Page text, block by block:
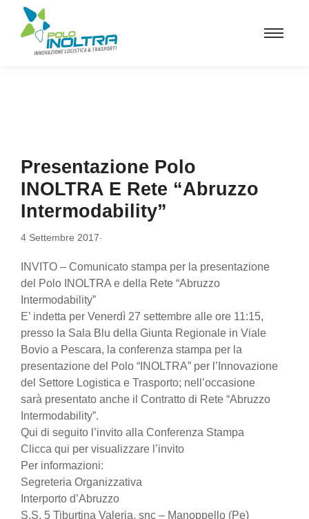
Presentazione Polo
INOLTRA E Rete “Abruzzo
Intermodability”
4 Settembre 2017-
INVITO – Comunicato stampa per la presentazione
del Polo INOLTRA e della Rete “Abruzzo
Intermodability”
E’ indetta per Venerdì 27 settembre alle ore 11:15,
presso la Sala Blu della Giunta Regionale in Viale
Bovio a Pescara, la conferenza stampa per la
presentazione del Polo “INOLTRA” per l’Innovazione
del Settore Logistica e Trasporto; nell’occasione
sarà presentato anche il Contratto di Rete “Abruzzo
Intermodability”.
Qui di seguito l’invito alla Conferenza Stampa
Clicca qui per visualizzare l’invito
Per informazioni:
Segreteria Organizzativa
Interporto d’Abruzzo
S.S. 5 Tiburtina Valeria, snc – Manoppello (Pe)